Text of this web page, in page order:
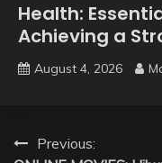
Health:
Achieving a
August 4, 2026
PostPrevious: